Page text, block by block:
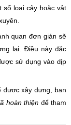
số loại cây hoặc vật
quan đơn giản sẽ
lai. Điều này đặc
sử dụng vào dịp
được xây dựng, bạn
hoàn thiện để tham